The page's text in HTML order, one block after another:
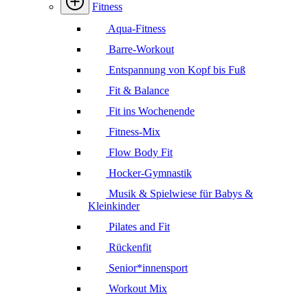
Fitness
Aqua-Fitness
Barre-Workout
Entspannung von Kopf bis Fuß
Fit & Balance
Fit ins Wochenende
Fitness-Mix
Flow Body Fit
Hocker-Gymnastik
Musik & Spielwiese für Babys &
Kleinkinder
Pilates and Fit
Rückenfit
Senior*innensport
Workout Mix